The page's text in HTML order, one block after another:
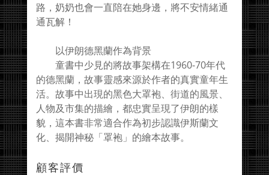
路，奶奶也會一直陪在她身邊，將不安情緒通
通瓦解！
以伊朗德黑蘭作為背景
童書中少見的將故事架構在1960-70年代
的德黑蘭，故事靈感來源於作者的真實童年生
活。故事中出現的黑色大罩袍、街道的風景、
人物及市集的描繪，都忠實呈現了伊朗的樣
貌，這本書非常適合作為初步認識伊斯蘭文
化、揭開神秘「罩袍」的繪本故事。
顧客評價